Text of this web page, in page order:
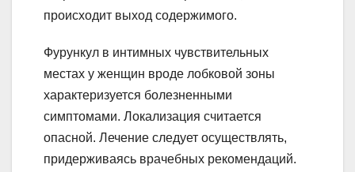
происходит выход содержимого.
Фурункул в интимных чувствительных
местах у женщин вроде лобковой зоны
характеризуется болезненными
симптомами. Локализация считается
опасной. Лечение следует осуществлять,
придерживаясь врачебных рекомендаций.